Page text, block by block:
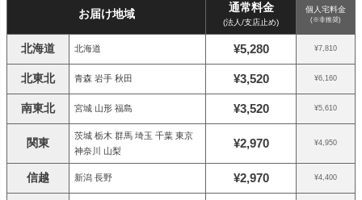
お届け地域 通常料金
(法人/支店止め)
個人宅料金
(※非推奨)
北海道 北海道 ¥5,280 ¥7,810
北東北 青森 岩手 秋田 ¥3,520 ¥6,160
南東北 宮城 山形 福島 ¥3,520 ¥5,610
関東
茨城 栃木 群馬 埼玉 千葉 東京
神奈川 山梨
¥2,970 ¥4,950
信越 新潟 長野 ¥2,970 ¥4,400